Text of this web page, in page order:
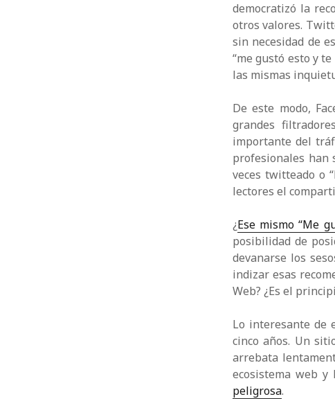
democratizó la
otros valores.
sin necesidad de
“me gustó esto y
las mismas
De este modo,
grandes
importante del
profesionales han
veces twitteado o
lectores el
¿Ese mismo “Me
posibilidad de
devanarse los
indizar esas
Web? ¿Es el
Lo interesante de
cinco años. Un
arrebata
ecosistema web
peligrosa.